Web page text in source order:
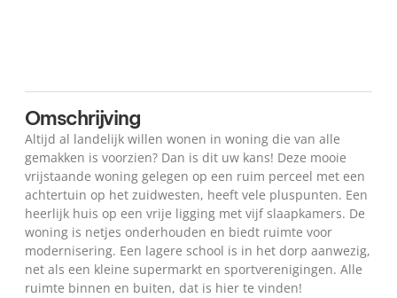
Omschrijving
Altijd al landelijk willen wonen in woning die van alle
gemakken is voorzien? Dan is dit uw kans! Deze mooie
vrijstaande woning gelegen op een ruim perceel met een
achtertuin op het zuidwesten, heeft vele pluspunten. Een
heerlijk huis op een vrije ligging met vijf slaapkamers. De
woning is netjes onderhouden en biedt ruimte voor
modernisering. Een lagere school is in het dorp aanwezig,
net als een kleine supermarkt en sportverenigingen. Alle
ruimte binnen en buiten, dat is hier te vinden!